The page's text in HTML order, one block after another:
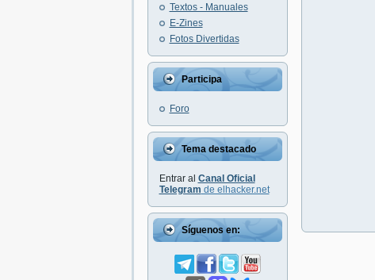
Textos - Manuales
E-Zines
Fotos Divertidas
Participa
Foro
Tema destacado
Entrar al Canal Oficial
Telegram de elhacker.net
Síguenos en: